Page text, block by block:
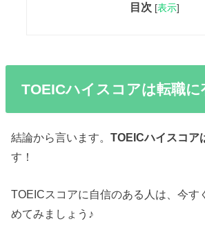
目次 [表示]
TOEICハイスコアは転職に
結論から言います。TOEICハイスコア
す！
TOEICスコアに自信のある人は、今す
めてみましょう♪